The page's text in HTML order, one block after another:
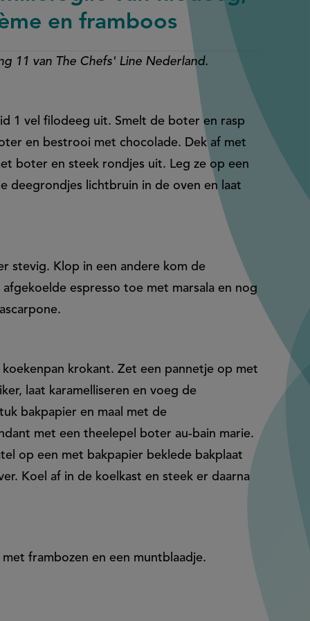
en framboos
11 van The Chefs' Line Nederland.
1 vel filodeeg uit. Smelt de boter en rasp
en bestrooi met chocolade. Dek af met
boter en steek rondjes uit. Leg ze op een
deegrondjes lichtbruin in de oven en laat
stevig. Klop in een andere kom de
espresso toe met marsala en nog
krokant. Zet een pannetje op met
laat karamelliseren en voeg de
bakpapier en maal met de
met een theelepel boter au-bain marie.
op een met bakpapier beklede bakplaat
Koel af in de koelkast en steek er daarna
frambozen en een muntblaadje.